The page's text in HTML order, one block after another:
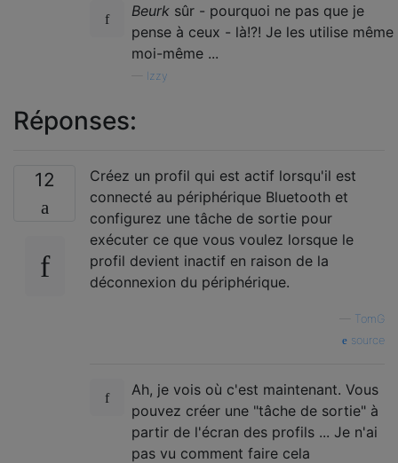
Beurk sûr - pourquoi ne pas que je
pense à ceux - là!?! Je les utilise même
moi-même ...
Izzy
Réponses:
12
Créez un profil qui est actif lorsqu'il est
connecté au périphérique Bluetooth et
configurez une tâche de sortie pour
exécuter ce que vous voulez lorsque le
profil devient inactif en raison de la
déconnexion du périphérique.
TomG
source
Ah, je vois où c'est maintenant. Vous
pouvez créer une "tâche de sortie" à
partir de l'écran des profils ... Je n'ai
pas vu comment faire cela